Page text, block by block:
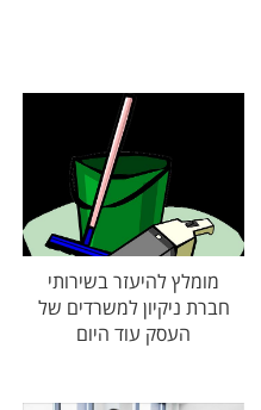
מומלץ להיעזר בשירותי
חברת ניקיון למשרדים של
העסק עוד היום